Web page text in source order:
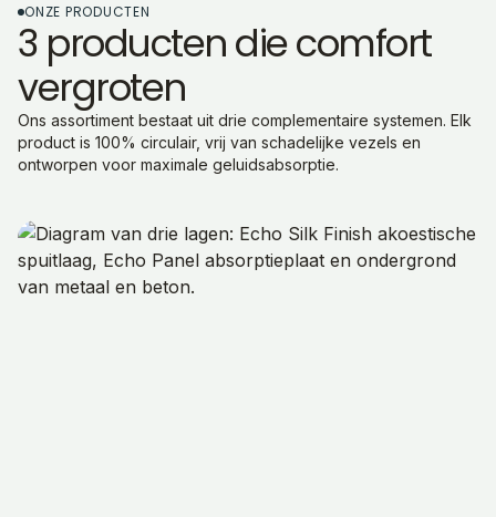
ONZE PRODUCTEN
3 producten die comfort
vergroten
Ons assortiment bestaat uit drie complementaire systemen. Elk
product is 100% circulair, vrij van schadelijke vezels en
ontworpen voor maximale geluidsabsorptie.